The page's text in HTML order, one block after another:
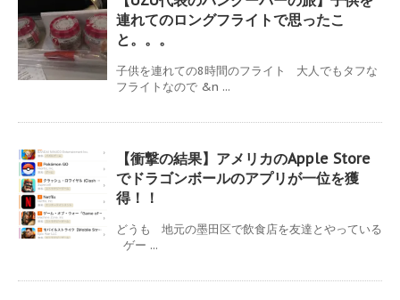
連れてのロングフライトで思ったこ
と。。。
子供を連れての8時間のフライト 大人でもタフな
フライトなので &n ...
【衝撃の結果】アメリカのApple Store
でドラゴンボールのアプリが一位を獲
得！！
どうも 地元の墨田区で飲食店を友達とやっている
ゲー ...